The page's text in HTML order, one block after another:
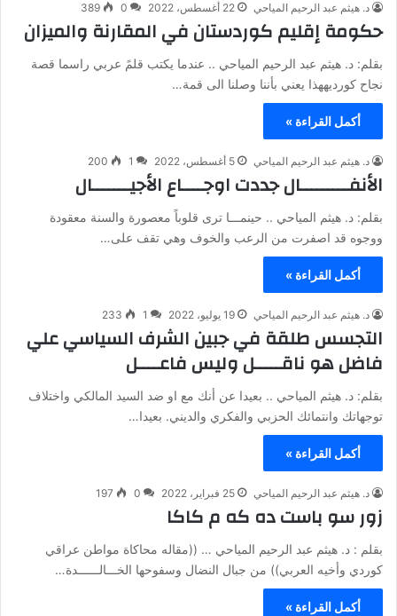
د. هيثم عبد الرحيم المياحي 22 أغسطس، 2022 0
389
حكومة إقليم كوردستان في المقارنة والميزان
بقلم: د. هيثم عبد الرحيم المياحي .. عندما يكتب قلمً عربي راسما قصة
نجاح كورديههذا يعني بأننا وصلنا الى قمة…
أكمل القراءة »
د. هيثم عبد الرحيم المياحي 5 أغسطس، 2022 1
200
الأنفـــــــــال جددت اوجــــاع الأجيـــــــال
بقلم: د. هيثم المياحي .. حينمـــا ترى قلوباً معصورة والسنة معقودة
ووجوه قد اصفرت من الرعب والخوف وهي تقف على…
أكمل القراءة »
د. هيثم عبد الرحيم المياحي 19 يوليو، 2022 1
233
التجسس طلقة في جبين الشرف السياسي علي
فاضل هو ناقـــــل وليس فاعــــل
بقلم: د. هيثم المياحي .. بعيدا عن أنك مع او ضد السيد المالكي واختلاف
توجهاتك وانتمائك الحزبي والفكري والديني. بعيدا…
أكمل القراءة »
د. هيثم عبد الرحيم المياحي 25 فبراير، 2022 0
197
زور سو باست ده كه م كاكا
بقلم : د. هيثم عبد الرحيم المياحي … ((مقاله محاكاة مواطن عراقي
كوردي وأخيه العربي)) من جبال النضال وسفوحها الخـــالــــــدة…
أكمل القراءة »